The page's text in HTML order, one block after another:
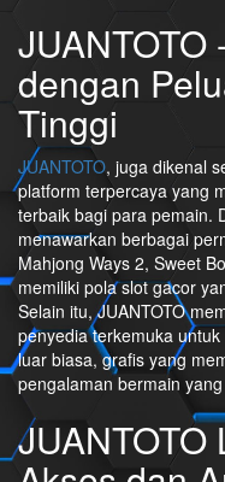
JUANTOTO
dengan
Tinggi
JUANTOTO, juga dikenal
platform terpercaya yang
terbaik bagi para pemain.
menawarkan berbagai
Mahjong Ways 2, Sweet
memiliki pola slot gacor
Selain itu, JUANTOTO
penyedia terkemuka
luar biasa, grafis yang
pengalaman bermain
JUANTOTO